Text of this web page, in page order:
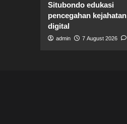
Situbondo edukasi
pencegahan kejahatan
digital
admin 7 August 2026